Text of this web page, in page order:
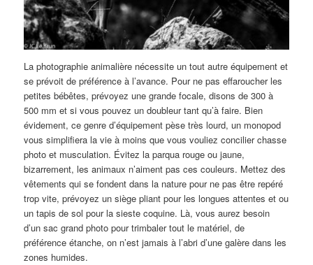
La photographie animalière nécessite un tout autre équipement et
se prévoit de préférence à l’avance. Pour ne pas effaroucher les
petites bébêtes, prévoyez une grande focale, disons de 300 à
500 mm et si vous pouvez un doubleur tant qu’à faire. Bien
évidement, ce genre d’équipement pèse très lourd, un monopod
vous simplifiera la vie à moins que vous vouliez concilier chasse
photo et musculation. Évitez la parqua rouge ou jaune,
bizarrement, les animaux n’aiment pas ces couleurs. Mettez des
vêtements qui se fondent dans la nature pour ne pas être repéré
trop vite, prévoyez un siège pliant pour les longues attentes et ou
un tapis de sol pour la sieste coquine. Là, vous aurez besoin
d’un sac grand photo pour trimbaler tout le matériel, de
préférence étanche, on n’est jamais à l’abri d’une galère dans les
zones humides.